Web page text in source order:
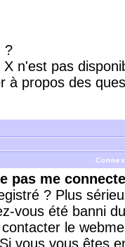
?
n'est pas
à propos des
pas me
? Plus
vous été banni
le
vous vous êtes